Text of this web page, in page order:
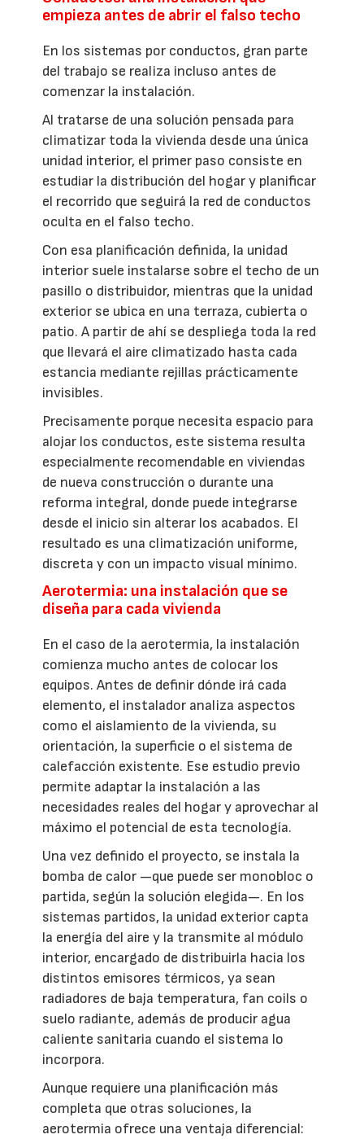
empieza antes de abrir el falso techo
En los sistemas por conductos, gran parte
del trabajo se realiza incluso antes de
comenzar la instalación.
Al tratarse de una solución pensada para
climatizar toda la vivienda desde una única
unidad interior, el primer paso consiste en
estudiar la distribución del hogar y planificar
el recorrido que seguirá la red de conductos
oculta en el falso techo.
Con esa planificación definida, la unidad
interior suele instalarse sobre el techo de un
pasillo o distribuidor, mientras que la unidad
exterior se ubica en una terraza, cubierta o
patio. A partir de ahí se despliega toda la red
que llevará el aire climatizado hasta cada
estancia mediante rejillas prácticamente
invisibles.
Precisamente porque necesita espacio para
alojar los conductos, este sistema resulta
especialmente recomendable en viviendas
de nueva construcción o durante una
reforma integral, donde puede integrarse
desde el inicio sin alterar los acabados. El
resultado es una climatización uniforme,
discreta y con un impacto visual mínimo.
Aerotermia: una instalación que se
diseña para cada vivienda
En el caso de la aerotermia, la instalación
comienza mucho antes de colocar los
equipos. Antes de definir dónde irá cada
elemento, el instalador analiza aspectos
como el aislamiento de la vivienda, su
orientación, la superficie o el sistema de
calefacción existente. Ese estudio previo
permite adaptar la instalación a las
necesidades reales del hogar y aprovechar al
máximo el potencial de esta tecnología.
Una vez definido el proyecto, se instala la
bomba de calor —que puede ser monobloc o
partida, según la solución elegida—. En los
sistemas partidos, la unidad exterior capta
la energía del aire y la transmite al módulo
interior, encargado de distribuirla hacia los
distintos emisores térmicos, ya sean
radiadores de baja temperatura, fan coils o
suelo radiante, además de producir agua
caliente sanitaria cuando el sistema lo
incorpora.
Aunque requiere una planificación más
completa que otras soluciones, la
aerotermia ofrece una ventaja diferencial: